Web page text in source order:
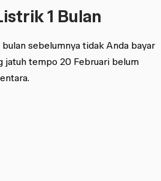
1 Bulan
sebelumnya tidak Anda bayar
jatuh tempo 20 Februari belum